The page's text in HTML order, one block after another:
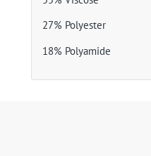
27% Polyester
18% Polyamide